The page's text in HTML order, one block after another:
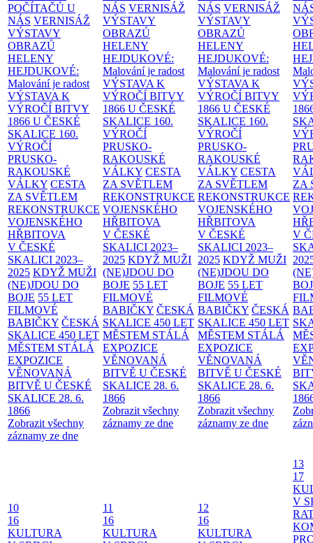
POČÍTAČŮ U
NÁS VERNISÁŽ
VÝSTAVY
OBRAZŮ
HELENY
HEJDUKOVÉ:
Malování je radost
VÝSTAVA K
VÝROČÍ BITVY
1866 U ČESKÉ
SKALICE 160.
VÝROČÍ
PRUSKO-
RAKOUSKÉ
VÁLKY CESTA
ZA SVĚTLEM
REKONSTRUKCE
VOJENSKÉHO
HŘBITOVA
V ČESKÉ
SKALICI 2023–
2025 KDYŽ MUŽI
(NE)JDOU DO
BOJE 55 LET
FILMOVÉ
BABIČKY ČESKÁ
SKALICE 450 LET
MĚSTEM STÁLÁ
EXPOZICE
VĚNOVANÁ
BITVĚ U ČESKÉ
SKALICE 28. 6.
1866
Zobrazit všechny
záznamy ze dne
NÁS VERNISÁŽ
VÝSTAVY
OBRAZŮ
HELENY
HEJDUKOVÉ:
Malování je radost
VÝSTAVA K
VÝROČÍ BITVY
1866 U ČESKÉ
SKALICE 160.
VÝROČÍ
PRUSKO-
RAKOUSKÉ
VÁLKY CESTA
ZA SVĚTLEM
REKONSTRUKCE
VOJENSKÉHO
HŘBITOVA
V ČESKÉ
SKALICI 2023–
2025 KDYŽ MUŽI
(NE)JDOU DO
BOJE 55 LET
FILMOVÉ
BABIČKY ČESKÁ
SKALICE 450 LET
MĚSTEM STÁLÁ
EXPOZICE
VĚNOVANÁ
BITVĚ U ČESKÉ
SKALICE 28. 6.
1866
Zobrazit všechny
záznamy ze dne
NÁS VERNISÁŽ
VÝSTAVY
OBRAZŮ
HELENY
HEJDUKOVÉ:
Malování je radost
VÝSTAVA K
VÝROČÍ BITVY
1866 U ČESKÉ
SKALICE 160.
VÝROČÍ
PRUSKO-
RAKOUSKÉ
VÁLKY CESTA
ZA SVĚTLEM
REKONSTRUKCE
VOJENSKÉHO
HŘBITOVA
V ČESKÉ
SKALICI 2023–
2025 KDYŽ MUŽI
(NE)JDOU DO
BOJE 55 LET
FILMOVÉ
BABIČKY ČESKÁ
SKALICE 450 LET
MĚSTEM STÁLÁ
EXPOZICE
VĚNOVANÁ
BITVĚ U ČESKÉ
SKALICE 28. 6.
1866
Zobrazit všechny
záznamy ze dne
ZA
V
10
16
KULTURA
11
16
KULTURA
12
16
KULTURA
13
17
V